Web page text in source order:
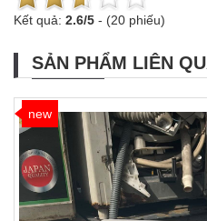
Kết quả: 2.6/5 - (20 phiếu)
SẢN PHẨM LIÊN
new